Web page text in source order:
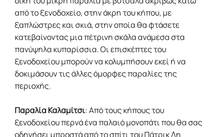
από το ξενοδοχείο, στην άκρη του κήπου, με
ξαπλώστρες και σκιά, στην οποία θα φτάσετε
κατεβαίνοντας μια πέτρινη σκάλα ανάμεσα στα
πανύψηλα κυπαρίσσια. Οι επισκέπτες του
ξενοδοχείου μπορούν να κολυμπήσουν εκεί ή να
δοκιμάσουν τις άλλες όμορφες παραλίες της
περιοχής.
Παραλία Καλαμίτσι: Από τους κήπους του
ξενοδοχείου περνά ένα παλαιό μονοπάτι που θα σας
οδηγήσει μπροστά από το σπίτι του Πάτρικ Λη